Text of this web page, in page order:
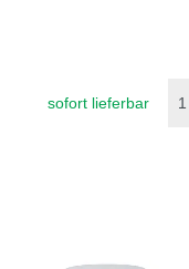
sofort lieferbar